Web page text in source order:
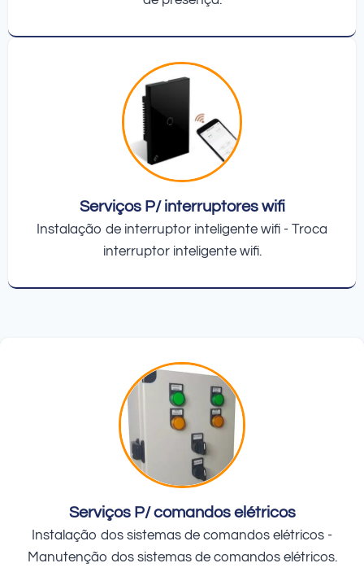
Serviços P/ interruptores wifi
Instalação de interruptor inteligente wifi - Troca
interruptor inteligente wifi.
Serviços P/ comandos elétricos
Instalação dos sistemas de comandos elétricos -
Manutenção dos sistemas de comandos elétricos.